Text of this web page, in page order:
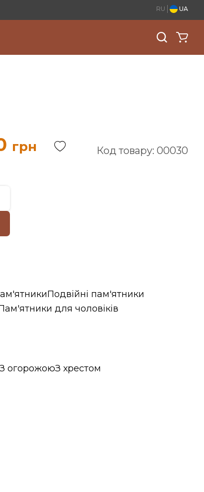
RU UA
грн Код товару: 00030
Подвійні пам'ятники
для чоловіків
З огорожоюЗ хрестом